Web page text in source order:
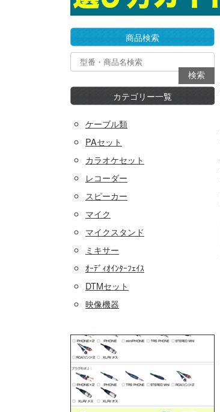
商品検索
カテゴリー一覧
ケーブル類
PAセット
カラオケセット
レコーダー
スピーカー
マイク
マイクスタンド
ミキサー
ｵｰﾃﾞｨｵｲﾝﾀｰﾌｪｲｽ
DTMセット
映像機器